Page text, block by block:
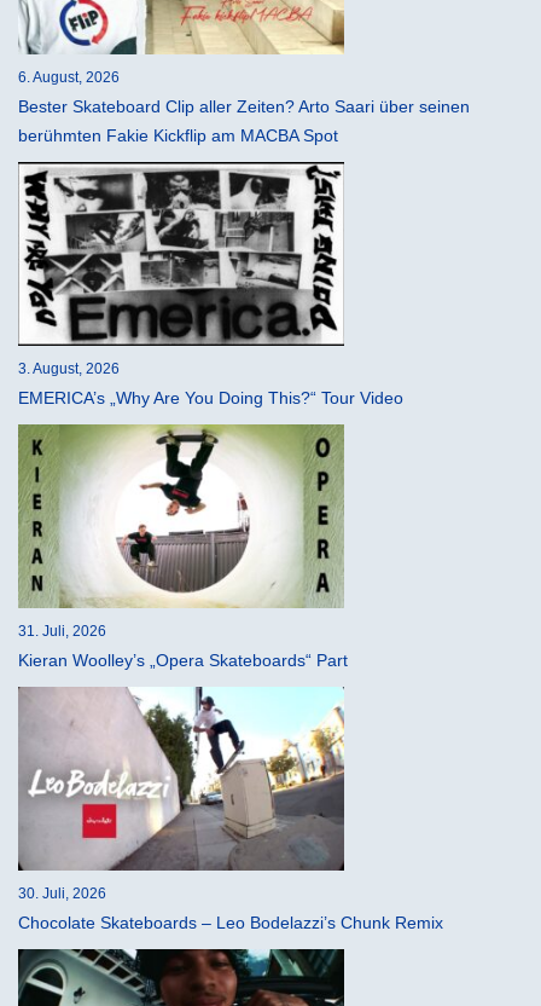
6. August, 2026
Bester Skateboard Clip aller Zeiten? Arto Saari über seinen
berühmten Fakie Kickflip am MACBA Spot
3. August, 2026
EMERICA’s „Why Are You Doing This?“ Tour Video
31. Juli, 2026
Kieran Woolley’s „Opera Skateboards“ Part
30. Juli, 2026
Chocolate Skateboards – Leo Bodelazzi’s Chunk Remix